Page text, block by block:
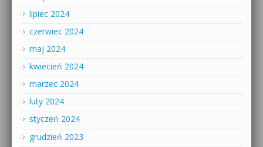
lipiec 2024
czerwiec 2024
maj 2024
kwiecień 2024
marzec 2024
luty 2024
styczeń 2024
grudzień 2023